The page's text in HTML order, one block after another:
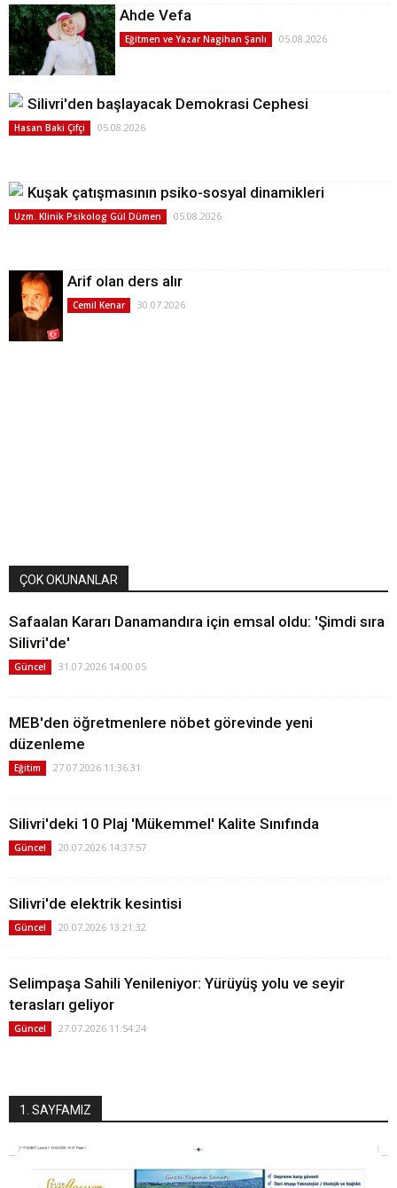
Ahde Vefa
Eğitmen ve Yazar Nagihan Şanlı 05.08.2026
Silivri'den başlayacak Demokrasi Cephesi
Hasan Baki Çifçi 05.08.2026
Kuşak çatışmasının psiko-sosyal dinamikleri
Uzm. Klinik Psikolog Gül Dümen 05.08.2026
Arif olan ders alır
Cemil Kenar 30.07.2026
ÇOK OKUNANLAR
Safaalan Kararı Danamandıra için emsal oldu: 'Şimdi sıra
Silivri'de'
Güncel 31.07.2026 14:00:05
MEB'den öğretmenlere nöbet görevinde yeni
düzenleme
Eğitim 27.07.2026 11:36:31
Silivri'deki 10 Plaj 'Mükemmel' Kalite Sınıfında
Güncel 20.07.2026 14:37:57
Silivri'de elektrik kesintisi
Güncel 20.07.2026 13:21:32
Selimpaşa Sahili Yenileniyor: Yürüyüş yolu ve seyir
terasları geliyor
Güncel 27.07.2026 11:54:24
1. SAYFAMIZ